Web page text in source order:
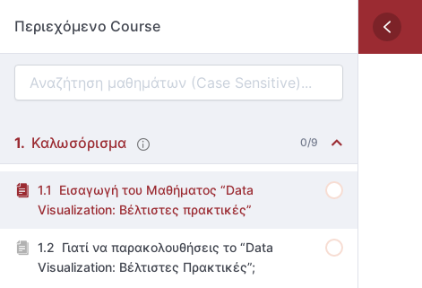
Περιεχόμενο Course
Καλωσόρισμα 0/9
Εισαγωγή του Μαθήματος “Data
Visualization: Βέλτιστες πρακτικές”
Γιατί να παρακολουθήσεις το “Data
Visualization: Βέλτιστες Πρακτικές”;